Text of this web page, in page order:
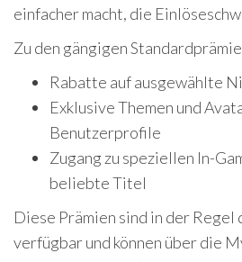
einfacher macht, die
Zu den gängigen
Rabatte auf ausgewählte
Exklusive Themen und
Benutzerprofile
Zugang zu speziellen In-
beliebte Titel
Diese Prämien sind in der Regel
verfügbar und können über die